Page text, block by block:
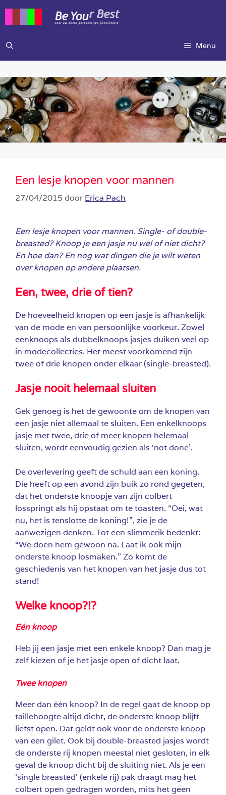
inhoud
Menu
Een lesje knopen voor mannen
27/04/2015 door Erica Pach
Een lesje knopen voor mannen. Single- of double-
breasted? Knoop je een jasje nu wel of niet dicht?
En hoe dan? En nog wat dingen die je wilt weten
over knopen op andere plaatsen.
Een, twee, drie of tien?
De hoeveelheid knopen op een jasje is afhankelijk
van de mode en van persoonlijke voorkeur. Zowel
eenknoops als dubbelknoops jasjes duiken veel op
in modecollecties. Het meest voorkomend zijn
twee of drie knopen onder elkaar (single-breasted).
Jasje nooit helemaal sluiten
Gek genoeg is het de gewoonte om de knopen van
een jasje niet allemaal te sluiten. Een enkelknoops
jasje met twee, drie of meer knopen helemaal
sluiten, wordt eenvoudig gezien als ‘not done’.
De overlevering geeft de schuld aan een koning.
Die heeft op een avond zijn buik zo rond gegeten,
dat het onderste knoopje van zijn colbert
losspringt als hij opstaat om te toasten. “Oei, wat
nu, het is tenslotte de koning!”, zie je de
aanwezigen denken. Tot een slimmerik bedenkt:
“We doen hem gewoon na. Laat ik ook mijn
onderste knoop losmaken.” Zo komt de
geschiedenis van het knopen van het jasje dus tot
stand!
Welke knoop?!?
Eén knoop
Heb jij een jasje met een enkele knoop? Dan mag je
zelf kiezen of je het jasje open of dicht laat.
Twee knopen
Meer dan één knoop? In de regel gaat de knoop op
taillehoogte altijd dicht, de onderste knoop blijft
liefst open. Dat geldt ook voor de onderste knoop
van een gilet. Ook bij double-breasted jasjes wordt
de onderste rij knopen meestal niet gesloten, in elk
geval de knoop dicht bij de sluiting niet. Als je een
‘single breasted’ (enkele rij) pak draagt mag het
colbert open gedragen worden, mits het geen